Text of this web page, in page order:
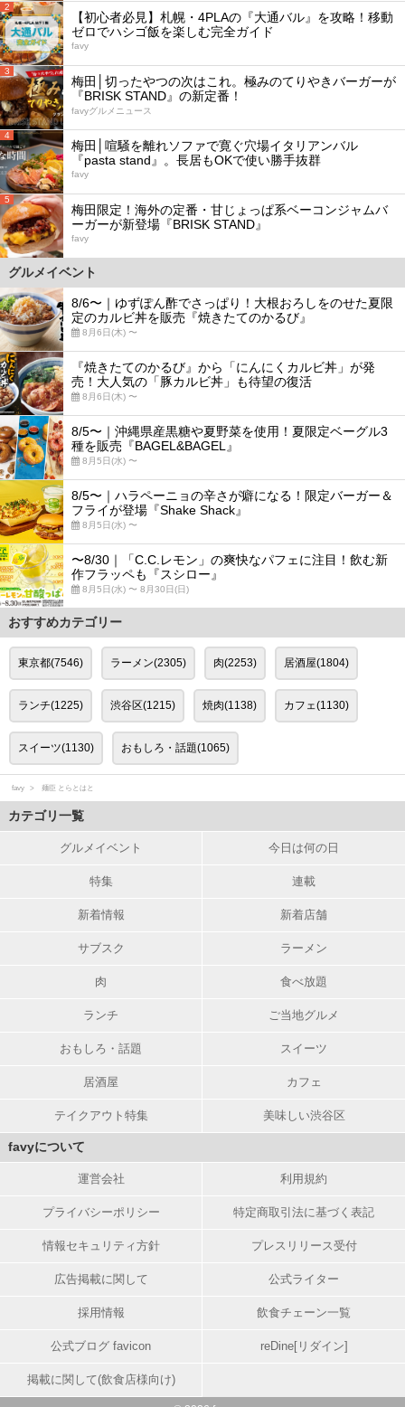
2
【初心者必見】札幌・4PLAの『大通バル』を攻略！移動
ゼロでハシゴ飯を楽しむ完全ガイド
favy
3
梅田│切ったやつの次はこれ。極みのてりやきバーガーが
『BRISK STAND』の新定番！
favyグルメニュース
4
梅田│喧騒を離れソファで寛ぐ穴場イタリアンバル
『pasta stand』。長居もOKで使い勝手抜群
favy
5
梅田限定！海外の定番・甘じょっぱ系ベーコンジャムバ
ーガーが新登場『BRISK STAND』
favy
グルメイベント
8/6〜｜ゆずぽん酢でさっぱり！大根おろしをのせた夏限
定のカルビ丼を販売『焼きたてのかるび』
8月6日(木) 〜
『焼きたてのかるび』から「にんにくカルビ丼」が発
売！大人気の「豚カルビ丼」も待望の復活
8月6日(木) 〜
8/5〜｜沖縄県産黒糖や夏野菜を使用！夏限定ベーグル3
種を販売『BAGEL&BAGEL』
8月5日(水) 〜
8/5〜｜ハラペーニョの辛さが癖になる！限定バーガー＆
フライが登場『Shake Shack』
8月5日(水) 〜
〜8/30｜「C.C.レモン」の爽快なパフェに注目！飲む新
作フラッペも『スシロー』
8月5日(水) 〜 8月30日(日)
おすすめカテゴリー
東京都(7546) ラーメン(2305) 肉(2253) 居酒屋(1804)
ランチ(1225) 渋谷区(1215) 焼肉(1138) カフェ(1130)
スイーツ(1130) おもしろ・話題(1065)
favy 麺臣 とらとはと
カテゴリ一覧
グルメイベント 今日は何の日
特集 連載
新着情報 新着店舗
サブスク ラーメン
肉 食べ放題
ランチ ご当地グルメ
おもしろ・話題 スイーツ
居酒屋 カフェ
テイクアウト特集 美味しい渋谷区
favyについて
運営会社 利用規約
プライバシーポリシー 特定商取引法に基づく表記
情報セキュリティ方針 プレスリリース受付
広告掲載に関して 公式ライター
採用情報 飲食チェーン一覧
公式ブログ favicon reDine[リダイン]
掲載に関して(飲食店様向け)